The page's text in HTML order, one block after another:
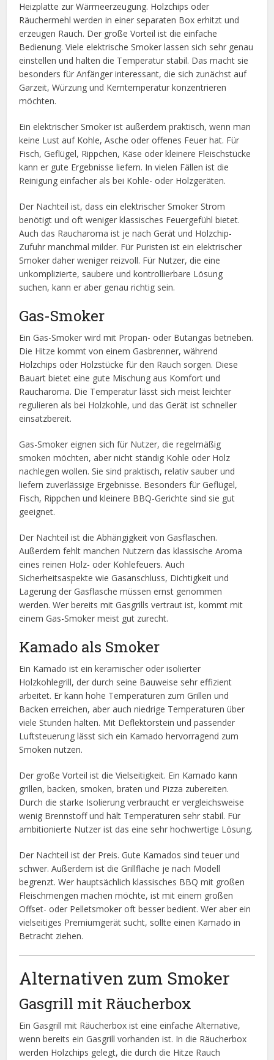
Heizplatte zur Wärmeerzeugung. Holzchips oder
Räuchermehl werden in einer separaten Box erhitzt und
erzeugen Rauch. Der große Vorteil ist die einfache
Bedienung. Viele elektrische Smoker lassen sich sehr genau
einstellen und halten die Temperatur stabil. Das macht sie
besonders für Anfänger interessant, die sich zunächst auf
Garzeit, Würzung und Kerntemperatur konzentrieren
möchten.
Ein elektrischer Smoker ist außerdem praktisch, wenn man
keine Lust auf Kohle, Asche oder offenes Feuer hat. Für
Fisch, Geflügel, Rippchen, Käse oder kleinere Fleischstücke
kann er gute Ergebnisse liefern. In vielen Fällen ist die
Reinigung einfacher als bei Kohle- oder Holzgeräten.
Der Nachteil ist, dass ein elektrischer Smoker Strom
benötigt und oft weniger klassisches Feuergefühl bietet.
Auch das Raucharoma ist je nach Gerät und Holzchip-
Zufuhr manchmal milder. Für Puristen ist ein elektrischer
Smoker daher weniger reizvoll. Für Nutzer, die eine
unkomplizierte, saubere und kontrollierbare Lösung
suchen, kann er aber genau richtig sein.
Gas-Smoker
Ein Gas-Smoker wird mit Propan- oder Butangas betrieben.
Die Hitze kommt von einem Gasbrenner, während
Holzchips oder Holzstücke für den Rauch sorgen. Diese
Bauart bietet eine gute Mischung aus Komfort und
Raucharoma. Die Temperatur lässt sich meist leichter
regulieren als bei Holzkohle, und das Gerät ist schneller
einsatzbereit.
Gas-Smoker eignen sich für Nutzer, die regelmäßig
smoken möchten, aber nicht ständig Kohle oder Holz
nachlegen wollen. Sie sind praktisch, relativ sauber und
liefern zuverlässige Ergebnisse. Besonders für Geflügel,
Fisch, Rippchen und kleinere BBQ-Gerichte sind sie gut
geeignet.
Der Nachteil ist die Abhängigkeit von Gasflaschen.
Außerdem fehlt manchen Nutzern das klassische Aroma
eines reinen Holz- oder Kohlefeuers. Auch
Sicherheitsaspekte wie Gasanschluss, Dichtigkeit und
Lagerung der Gasflasche müssen ernst genommen
werden. Wer bereits mit Gasgrills vertraut ist, kommt mit
einem Gas-Smoker meist gut zurecht.
Kamado als Smoker
Ein Kamado ist ein keramischer oder isolierter
Holzkohlegrill, der durch seine Bauweise sehr effizient
arbeitet. Er kann hohe Temperaturen zum Grillen und
Backen erreichen, aber auch niedrige Temperaturen über
viele Stunden halten. Mit Deflektorstein und passender
Luftsteuerung lässt sich ein Kamado hervorragend zum
Smoken nutzen.
Der große Vorteil ist die Vielseitigkeit. Ein Kamado kann
grillen, backen, smoken, braten und Pizza zubereiten.
Durch die starke Isolierung verbraucht er vergleichsweise
wenig Brennstoff und hält Temperaturen sehr stabil. Für
ambitionierte Nutzer ist das eine sehr hochwertige Lösung.
Der Nachteil ist der Preis. Gute Kamados sind teuer und
schwer. Außerdem ist die Grillfläche je nach Modell
begrenzt. Wer hauptsächlich klassisches BBQ mit großen
Fleischmengen machen möchte, ist mit einem großen
Offset- oder Pelletsmoker oft besser bedient. Wer aber ein
vielseitiges Premiumgerät sucht, sollte einen Kamado in
Betracht ziehen.
Alternativen zum Smoker
Gasgrill mit Räucherbox
Ein Gasgrill mit Räucherbox ist eine einfache Alternative,
wenn bereits ein Gasgrill vorhanden ist. In die Räucherbox
werden Holzchips gelegt, die durch die Hitze Rauch